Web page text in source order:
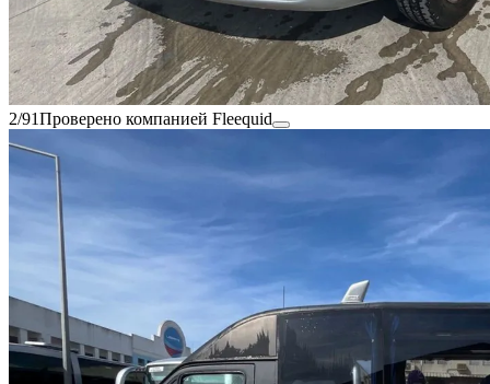
2/91Проверено компанией Fleequid